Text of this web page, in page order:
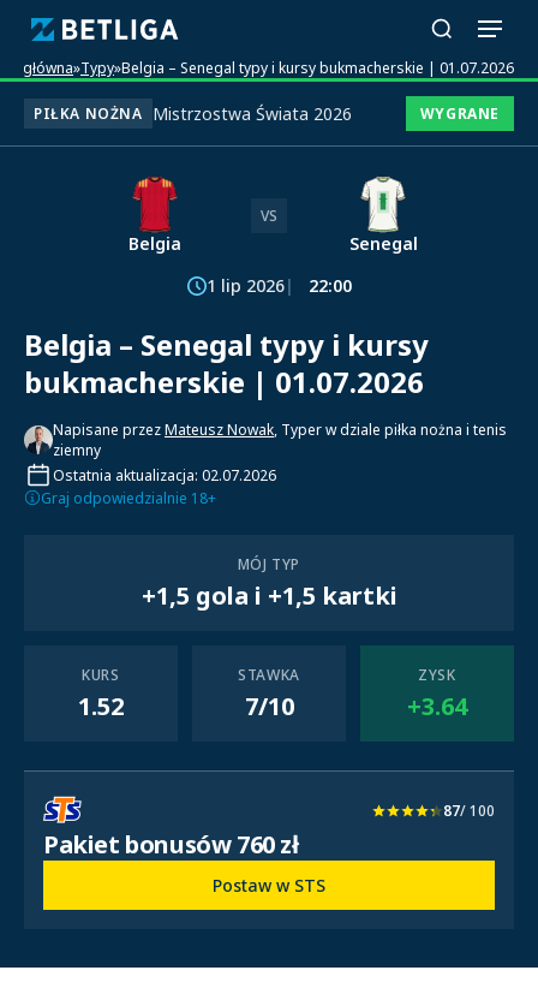
główna»Typy»Belgia – Senegal typy i kursy bukmacherskie | 01.07.2026
PIŁKA NOŻNA Mistrzostwa Świata 2026 WYGRANE
Belgia
VS
Senegal
1 lip 2026
22:00
Belgia – Senegal typy i kursy
bukmacherskie | 01.07.2026
Napisane przezMateusz Nowak, Typer w dziale piłka nożna i tenis
ziemny
Ostatnia aktualizacja: 02.07.2026
Graj odpowiedzialnie 18+
MÓJ TYP
+1,5 gola i +1,5 kartki
KURS
1.52
STAWKA
7/10
ZYSK
+3.64
87/ 100
Pakiet bonusów 760 zł
Postaw w STS